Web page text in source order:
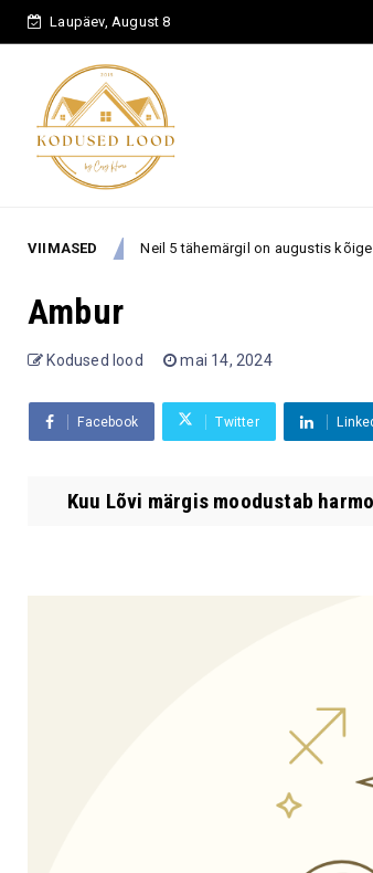
Laupäev, August 8
VIIMASEDNeil 5 tähemärgil on augustis kõige parem
Ambur
Kodused lood mai 14, 2024
Facebook Twitter
Kuu Lõvi märgis moodustab